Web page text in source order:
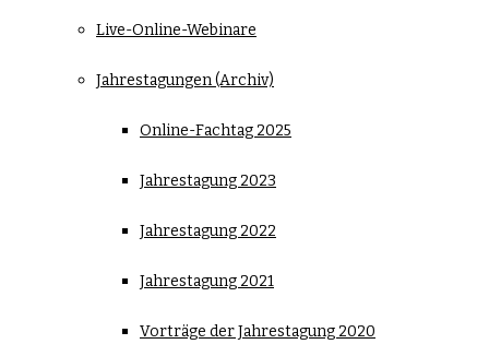
Live-Online-Webinare
Jahrestagungen (Archiv)
Online-Fachtag 2025
Jahrestagung 2023
Jahrestagung 2022
Jahrestagung 2021
Vorträge der Jahrestagung 2020